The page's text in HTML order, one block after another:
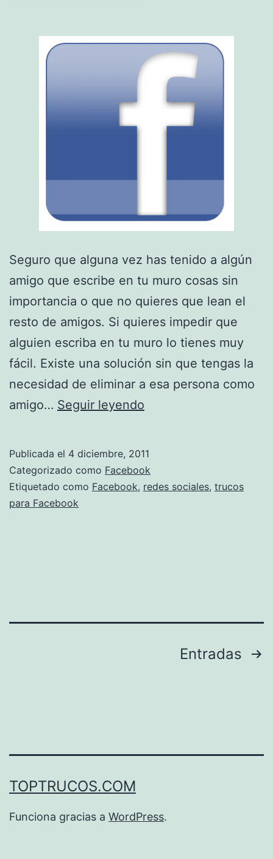
Seguro que alguna vez has tenido a algún
amigo que escribe en tu muro cosas sin
importancia o que no quieres que lean el
resto de amigos. Si quieres impedir que
alguien escriba en tu muro lo tienes muy
fácil. Existe una solución sin que tengas la
necesidad de eliminar a esa persona como
amigo… Seguir leyendo
publique
en
Publicada el 4 diciembre, 2011
Categorizado como Facebook
Etiquetado como Facebook, redes sociales, trucos
para Facebook
Entradas
TOPTRUCOS.COM
Funciona gracias a WordPress.